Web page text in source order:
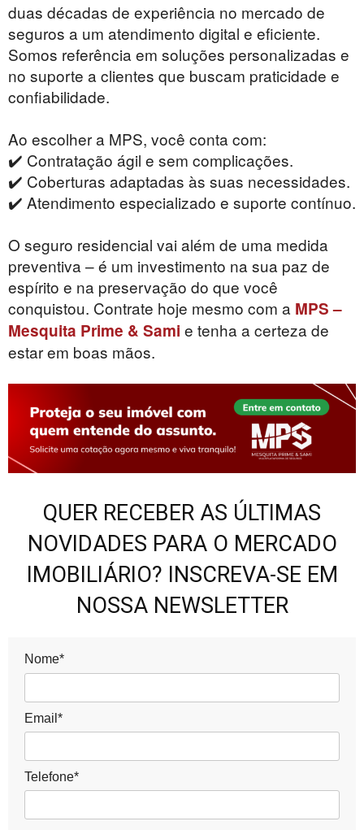
duas décadas de experiência no mercado de
seguros a um atendimento digital e eficiente.
Somos referência em soluções personalizadas e
no suporte a clientes que buscam praticidade e
confiabilidade.
Ao escolher a MPS, você conta com:
✔️ Contratação ágil e sem complicações.
✔️ Coberturas adaptadas às suas necessidades.
✔️ Atendimento especializado e suporte contínuo.
O seguro residencial vai além de uma medida
preventiva – é um investimento na sua paz de
espírito e na preservação do que você
conquistou. Contrate hoje mesmo com a MPS –
Mesquita Prime & Sami e tenha a certeza de
estar em boas mãos.
QUER RECEBER AS ÚLTIMAS
NOVIDADES PARA O MERCADO
IMOBILIÁRIO? INSCREVA-SE EM
NOSSA NEWSLETTER
Nome*
Email*
Telefone*